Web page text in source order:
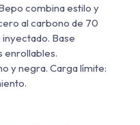
combina estilo y
al carbono de 70
Base
enrollables.
y negra. Carga límite: